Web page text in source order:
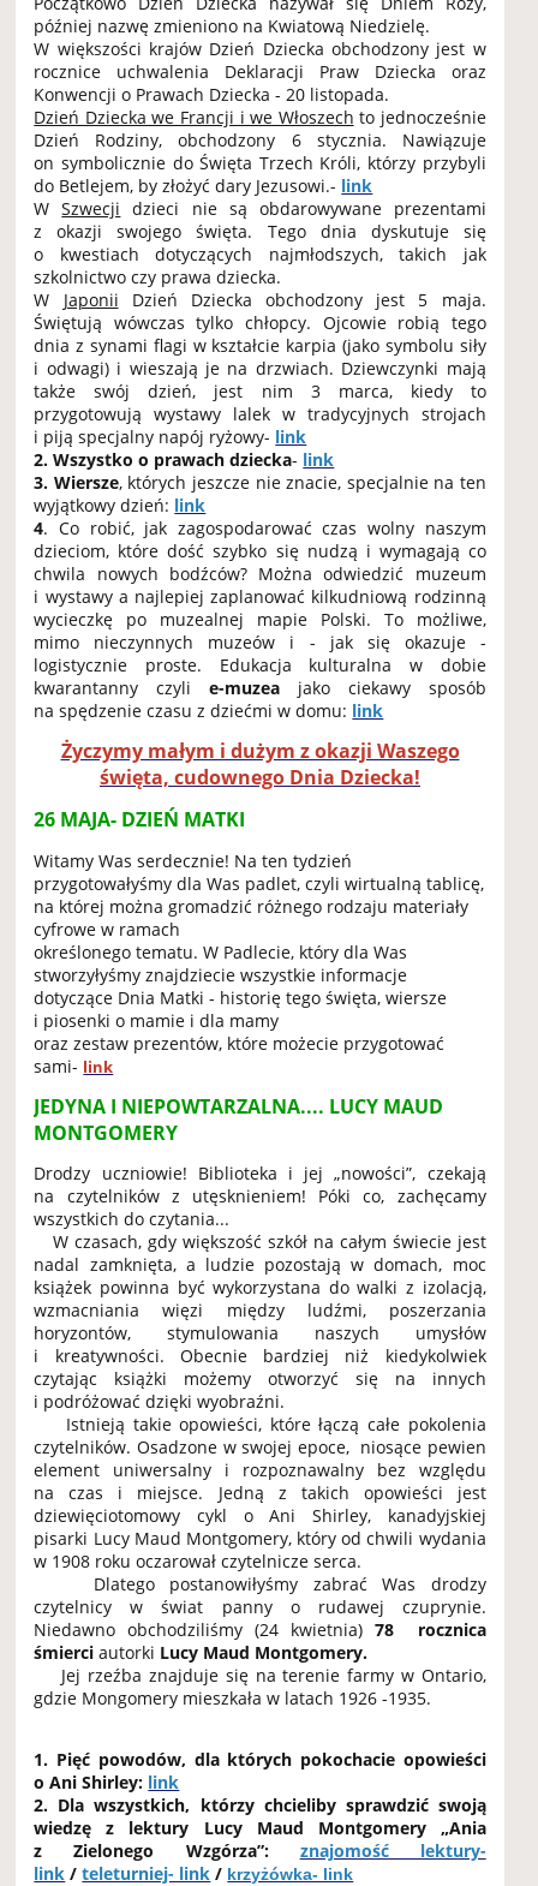
później nazwę zmieniono na Kwiatową Niedzielę.
W większości krajów Dzień Dziecka obchodzony jest w
rocznice uchwalenia Deklaracji Praw Dziecka oraz
Konwencji o Prawach Dziecka - 20 listopada.
Dzień Dziecka we Francji i we Włoszech to jednocześnie
Dzień Rodziny, obchodzony 6 stycznia. Nawiązuje
on symbolicznie do Święta Trzech Króli, którzy przybyli
do Betlejem, by złożyć dary Jezusowi.- link
WSzwecji dzieci nie są obdarowywane prezentami
z okazji swojego święta. Tego dnia dyskutuje się
o kwestiach dotyczących najmłodszych, takich jak
szkolnictwo czy prawa dziecka.
W Japonii Dzień Dziecka obchodzony jest 5 maja.
Świętują wówczas tylko chłopcy. Ojcowie robią tego
dnia z synami flagi w kształcie karpia (jako symbolu siły
i odwagi) i wieszają je na drzwiach. Dziewczynki mają
także swój dzień, jest nim 3 marca, kiedy to
przygotowują wystawy lalek w tradycyjnych strojach
i piją specjalny napój ryżowy- link
2. Wszystko o prawach dziecka- link
3. Wiersze, których jeszcze nie znacie, specjalnie na ten
wyjątkowy dzień: link
4. Co robić, jak zagospodarować czas wolny naszym
dzieciom, które dość szybko się nudzą i wymagają co
chwila nowych bodźców? Można odwiedzić muzeum
i wystawy a najlepiej zaplanować kilkudniową rodzinną
wycieczkę po muzealnej mapie Polski. To możliwe,
mimo nieczynnych muzeów i - jak się okazuje -
logistycznie proste. Edukacja kulturalna w dobie
kwarantanny czylie-muzea jako ciekawy sposób
na spędzenie czasu z dziećmi w domu: link
Życzymy małym i dużym z okazji Waszego
święta, cudownego Dnia Dziecka!
26 MAJA- DZIEŃ MATKI
Witamy Was serdecznie! Na ten tydzień
przygotowałyśmy dla Was padlet, czyli wirtualną tablicę,
na której można gromadzić różnego rodzaju materiały
cyfrowe w ramach
określonego tematu. W Padlecie, który dla Was
stworzyłyśmy znajdziecie wszystkie informacje
dotyczące Dnia Matki - historię tego święta, wiersze
i piosenki o mamie i dla mamy
oraz zestaw prezentów, które możecie przygotować
sami- link
JEDYNA I NIEPOWTARZALNA.... LUCY MAUD
MONTGOMERY
Drodzy uczniowie! Biblioteka i jej „nowości”, czekają
na czytelników z utęsknieniem! Póki co, zachęcamy
wszystkich do czytania...
W czasach, gdy większość szkół na całym świecie jest
nadal zamknięta, a ludzie pozostają w domach, moc
książek powinna być wykorzystana do walki z izolacją,
wzmacniania więzi między ludźmi, poszerzania
horyzontów, stymulowania naszych umysłów
i kreatywności. Obecnie bardziej niż kiedykolwiek
czytając książki możemy otworzyć się na innych
i podróżować dzięki wyobraźni.
Istnieją takie opowieści, które łączą całe pokolenia
czytelników. Osadzone w swojej epoce, niosące pewien
element uniwersalny i rozpoznawalny bez względu
na czas i miejsce. Jedną z takich opowieści jest
dziewięciotomowy cykl o Ani Shirley, kanadyjskiej
pisarki Lucy Maud Montgomery, który od chwili wydania
w 1908 roku oczarował czytelnicze serca.
Dlatego postanowiłyśmy zabrać Was drodzy
czytelnicy w świat panny o rudawej czuprynie.
Niedawno obchodziliśmy (24 kwietnia) 78 rocznica
śmierci autorki Lucy Maud Montgomery.
Jej rzeźba znajduje się na terenie farmy w Ontario,
gdzie Mongomery mieszkała w latach 1926 -1935.
1. Pięć powodów, dla których pokochacie opowieści
o Ani Shirley: link
2. Dla wszystkich, którzy chcieliby sprawdzić swoją
wiedzę z lektury Lucy Maud Montgomery „Ania
z Zielonego Wzgórza”:
znajomość lektury-
link / teleturniej- link / krzyżówka- link